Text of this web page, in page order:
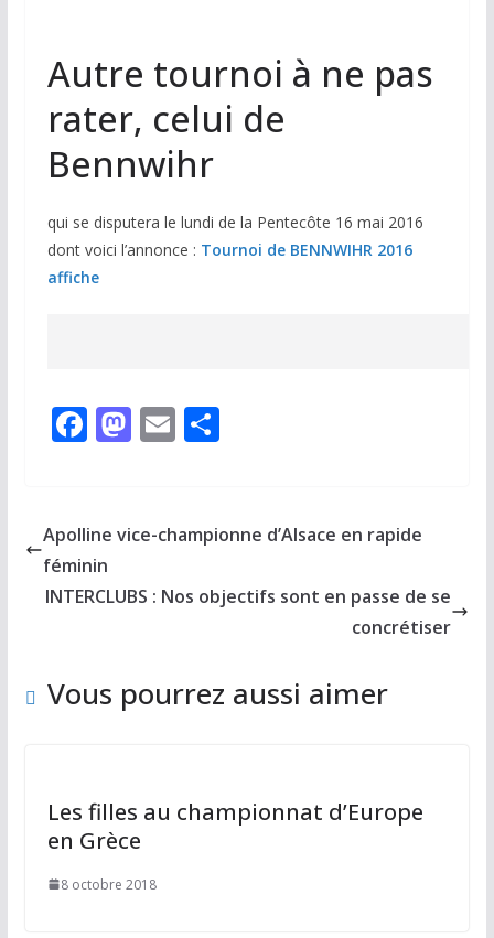
Autre tournoi à ne pas
rater, celui de
Bennwihr
qui se disputera le lundi de la Pentecôte 16 mai 2016
dont voici l’annonce : Tournoi de BENNWIHR 2016
affiche
F
b
o
o
M
d
n
E
l
P
g
Apolline vice-championne d’Alsace en rapide
féminin
INTERCLUBS : Nos objectifs sont en passe de se
concrétiser
Vous pourrez aussi aimer
Les filles au championnat d’Europe
en Grèce
8 octobre 2018